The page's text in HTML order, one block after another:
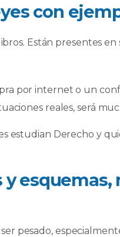
con
Están presentes en
por internet o un
reales, será
estudian Derecho y
y esquemas,
pesado,